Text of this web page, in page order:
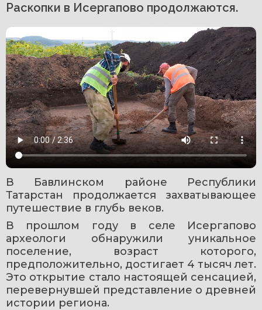
Раскопки в Исергапово продолжаются.
В Бавлинском районе Республики
Татарстан продолжается захватывающее
путешествие в глубь веков.
В прошлом году в селе Исергапово
археологи обнаружили уникальное
поселение, возраст которого,
предположительно, достигает 4 тысяч лет.
Это открытие стало настоящей сенсацией,
перевернувшей представление о древней
истории региона.